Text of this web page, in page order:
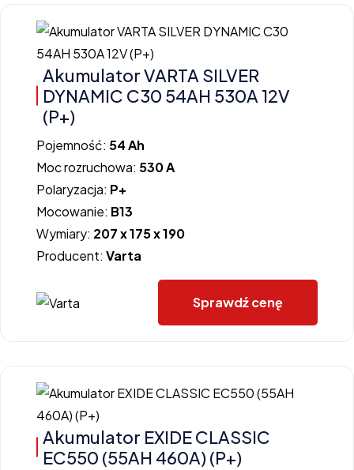
Akumulator VARTA SILVER
DYNAMIC C30 54AH 530A 12V
(P+)
Pojemność: 54 Ah
Moc rozruchowa: 530 A
Polaryzacja: P+
Mocowanie: B13
Wymiary: 207 x 175 x 190
Producent: Varta
Sprawdź cenę
Akumulator EXIDE CLASSIC
EC550 (55AH 460A) (P+)